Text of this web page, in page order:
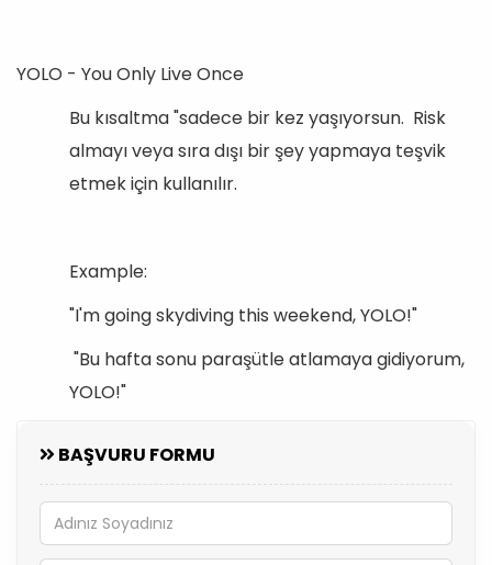
YOLO - You Only Live Once
Bu kısaltma "sadece bir kez yaşıyorsun. Risk
almayı veya sıra dışı bir şey yapmaya teşvik
etmek için kullanılır.
Example:
"I'm going skydiving this weekend, YOLO!"
"Bu hafta sonu paraşütle atlamaya gidiyorum,
YOLO!"
BAŞVURU FORMU